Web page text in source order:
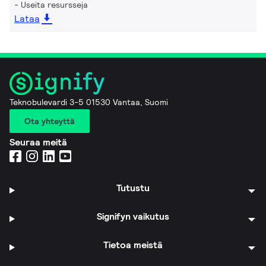
Useita resursseja
Lataa
Teknobulevardi 3-5 01530 Vantaa, Suomi
Ota yhteyttä
Seuraa meitä
Tutustu
Signifyn vaikutus
Tietoa meistä